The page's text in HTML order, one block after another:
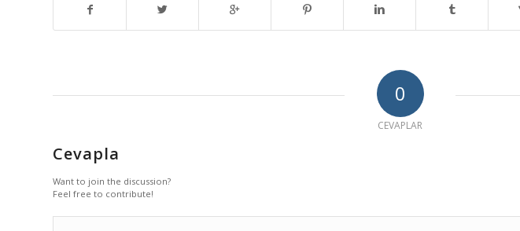
0
CEVAPLAR
Cevapla
Want to join the discussion?
Feel free to contribute!